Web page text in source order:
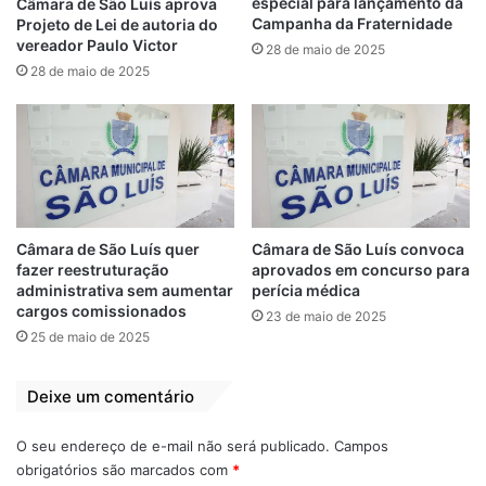
sociedade brasileira, legítima e legal, com
moralidade, afetividade, carinho, respeito e
valorização. Tenho certeza que as mulheres
garantia. É dessa forma que contribuímos
com a nossa cidade, em forma de leis.
Aquilo que um dia era um pensamento, uma
ideia, hoje é uma realidade”, disse.
Guarda Municipal Octávio Soeiro
Patrula Maria da Penha
Câmara de São Luís aprova
Projeto de Lei de autoria do
vereador Paulo Victor
28 de maio de 2025
Campanha da Fraternidade
28 de maio de 2025
Câmara de São Luís quer
fazer reestruturação
administrativa sem aumentar
cargos comissionados
25 de maio de 2025
Câmara de São Luís convoca
aprovados em concurso para
perícia médica
23 de maio de 2025
Deixe um comentário
O seu endereço de e-mail não será publicado. Campos
obrigatórios são marcados com *